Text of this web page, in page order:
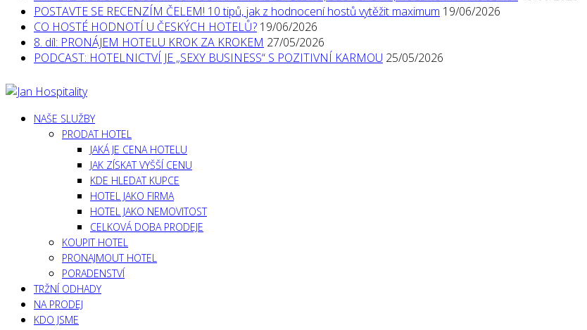
POSTAVTE SE RECENZÍM ČELEM! 10 tipů, jak z hodnocení hostů vytěžit maximum 19/06/2026
CO HOSTÉ HODNOTÍ U ČESKÝCH HOTELŮ? 19/06/2026
8. díl: PRONÁJEM HOTELU KROK ZA KROKEM 27/05/2026
PODCAST: HOTELNICTVÍ JE „SEXY BUSINESS“ S POZITIVNÍ KARMOU 25/05/2026
NAŠE SLUŽBY
PRODAT HOTEL
JAKÁ JE CENA HOTELU
JAK ZÍSKAT VYŠŠÍ CENU
KDE HLEDAT KUPCE
HOTEL JAKO FIRMA
HOTEL JAKO NEMOVITOST
CELKOVÁ DOBA PRODEJE
KOUPIT HOTEL
PRONAJMOUT HOTEL
PORADENSTVÍ
TRŽNÍ ODHADY
NA PRODEJ
KDO JSME